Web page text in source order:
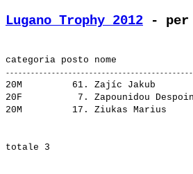
Lugano Trophy 2012 - per
20M         61. Zajíc
20F          7.
20M         17. Ziukas